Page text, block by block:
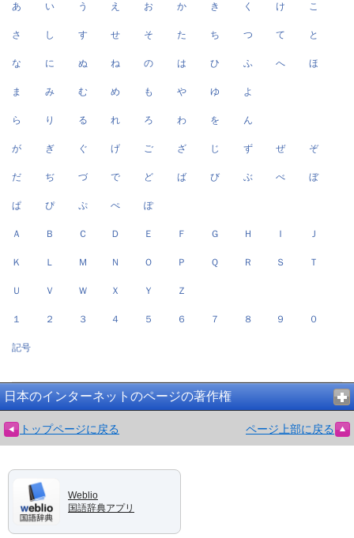
あ い う え お か き く け こ
さ し す せ そ た ち つ て と
な に ぬ ね の は ひ ふ へ ほ
ま み む め も や ゆ よ
ら り る れ ろ わ を ん
が ぎ ぐ げ ご ざ じ ず ぜ ぞ
だ ぢ づ で ど ば び ぶ べ ぼ
ぱ ぴ ぷ ぺ ぽ
Ａ Ｂ Ｃ Ｄ Ｅ Ｆ Ｇ Ｈ Ｉ Ｊ
Ｋ Ｌ Ｍ Ｎ Ｏ Ｐ Ｑ Ｒ Ｓ Ｔ
Ｕ Ｖ Ｗ Ｘ Ｙ Ｚ
１ ２ ３ ４ ５ ６ ７ ８ ９ ０
記号
日本のインターネットのページの著作権
トップページに戻る ページ上部に戻る
Weblio
国語辞典アプリ